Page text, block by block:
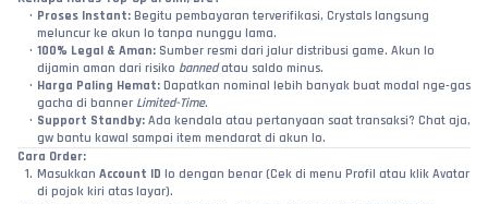
Proses Instant: Begitu pembayaran terverifikasi, Crystals langsung
meluncur ke akun lo tanpa nunggu lama.
100% Legal & Aman: Sumber resmi dari jalur distribusi game. Akun lo
dijamin aman dari risiko banned atau saldo minus.
Harga Paling Hemat: Dapatkan nominal lebih banyak buat modal nge-gas
gacha di banner Limited-Time.
Support Standby: Ada kendala atau pertanyaan saat transaksi? Chat aja,
gw bantu kawal sampai item mendarat di akun lo.
Cara Order:
Masukkan Account ID lo dengan benar (Cek di menu Profil atau klik Avatar
di pojok kiri atas layar).